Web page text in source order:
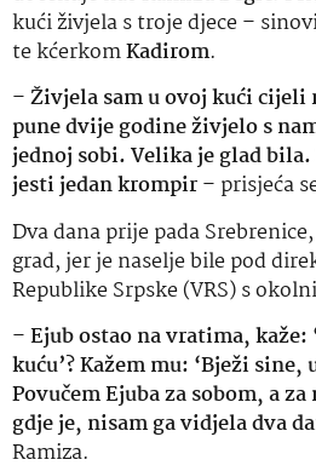
kući živjela s troje djece –
te kćerkomKadirom.
–Živjela sam u ovoj kući cijeli
pune dvije godine živjelo s
jednoj sobi. Velika je glad
jesti jedan krompir– prisjeća
Dva dana prije pada
grad, jer je naselje bile pod
Republike Srpske (VRS) s
–Ejub ostao na vratima, kaže:
kuću’? Kažem mu: ‘Bježi sine,
Povučem Ejuba za sobom, a
gdje je, nisam ga vidjela dva
Ramiza.